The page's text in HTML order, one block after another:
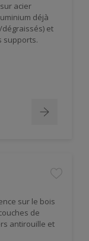
acier
déjà
et
supports.
sur le bois
de
antirouille et